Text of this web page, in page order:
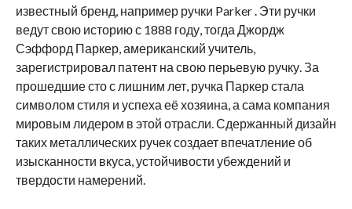
известный бренд, например ручки Parker . Эти ручки
ведут свою историю с 1888 году, тогда Джордж
Сэффорд Паркер, американский учитель,
зарегистрировал патент на свою перьевую ручку. За
прошедшие сто с лишним лет, ручка Паркер стала
символом стиля и успеха её хозяина, а сама компания
мировым лидером в этой отрасли. Сдержанный дизайн
таких металлических ручек создает впечатление об
изысканности вкуса, устойчивости убеждений и
твердости намерений.